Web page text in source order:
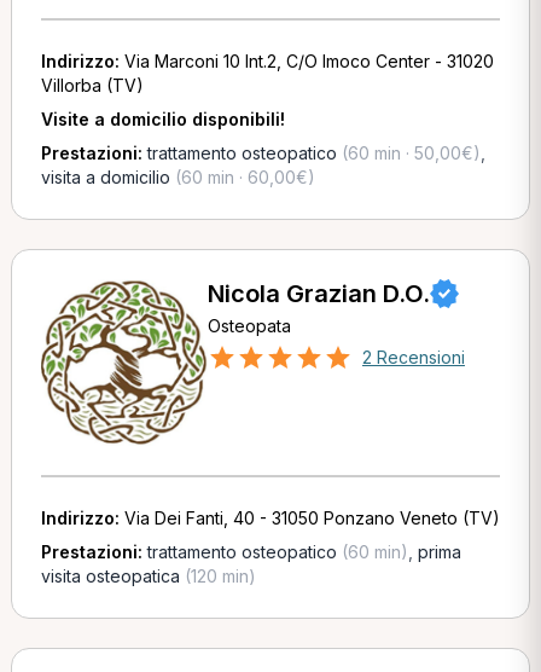
Indirizzo: Via Marconi 10 Int.2, C/O Imoco Center - 31020
Villorba (TV)
Visite a domicilio disponibili!
Prestazioni:trattamento osteopatico (60 min · 50,00€)
visita a domicilio (60 min · 60,00€)
Nicola Grazian D.O.
Osteopata
2 Recensioni
Indirizzo: Via Dei Fanti, 40 - 31050 Ponzano Veneto (TV)
Prestazioni:trattamento osteopatico (60 min) prima
visita osteopatica (120 min)